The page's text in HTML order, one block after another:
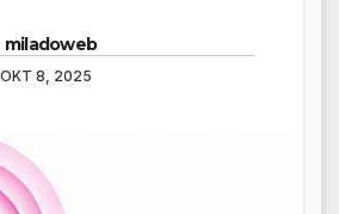
miladoweb
OKT 8, 2025